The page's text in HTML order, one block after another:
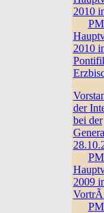
2010
2010
der
bei der
2009